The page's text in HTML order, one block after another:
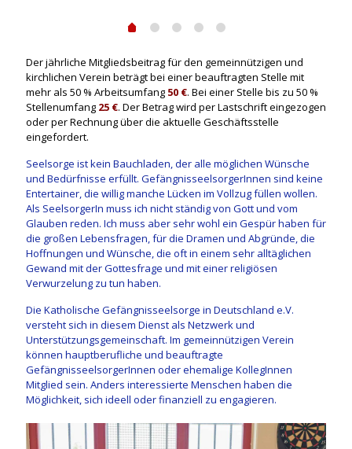
Der jährliche Mitgliedsbeitrag für den gemeinnützigen und
kirchlichen Verein beträgt bei einer beauftragten Stelle mit
mehr als 50 % Arbeitsumfang 50 €. Bei einer Stelle bis zu 50 %
Stellenumfang 25 €. Der Betrag wird per Lastschrift eingezogen
oder per Rechnung über die aktuelle Geschäftsstelle
eingefordert.
Seelsorge ist kein Bauchladen, der alle möglichen Wünsche
und Bedürfnisse erfüllt. GefängnisseelsorgerInnen sind keine
Entertainer, die willig manche Lücken im Vollzug füllen wollen.
Als SeelsorgerIn muss ich nicht ständig von Gott und vom
Glauben reden. Ich muss aber sehr wohl ein Gespür haben für
die großen Lebensfragen, für die Dramen und Abgründe, die
Hoffnungen und Wünsche, die oft in einem sehr alltäglichen
Gewand mit der Gottesfrage und mit einer religiösen
Verwurzelung zu tun haben.
Die Katholische Gefängnisseelsorge in Deutschland e.V.
versteht sich in diesem Dienst als Netzwerk und
Unterstützungsgemeinschaft. Im gemeinnützigen Verein
können hauptberufliche und beauftragte
GefängnisseelsorgerInnen oder ehemalige KollegInnen
Mitglied sein. Anders interessierte Menschen haben die
Möglichkeit, sich ideell oder finanziell zu engagieren.